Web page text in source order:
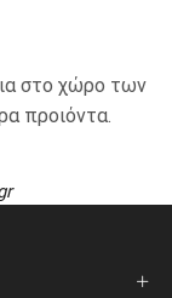
στο χώρο των
προιόντα.